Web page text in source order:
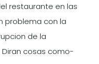
restaurante en las
problema con la
de la
cosas como-